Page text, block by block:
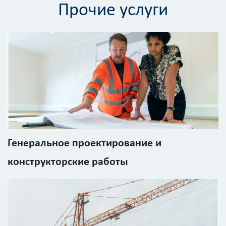
Прочие услуги
Генеральное проектирование и
конструкторские работы
Калькулятор
расчёта
стоимости
работ
работ
Площадь
?